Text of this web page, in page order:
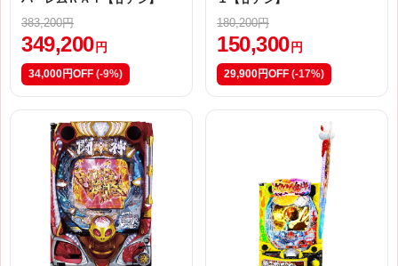
383,200円
349,200 円
34,000円OFF (-9%)
180,200円
150,300 円
29,900円OFF (-17%)